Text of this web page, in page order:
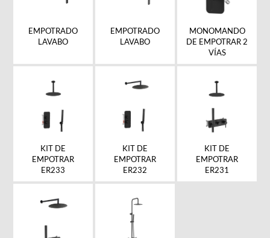
EMPOTRADO
LAVABO
EMPOTRADO
LAVABO
MONOMANDO
DE EMPOTRAR 2
VÍAS
KIT DE
EMPOTRAR
ER233
KIT DE
EMPOTRAR
ER232
KIT DE
EMPOTRAR
ER231